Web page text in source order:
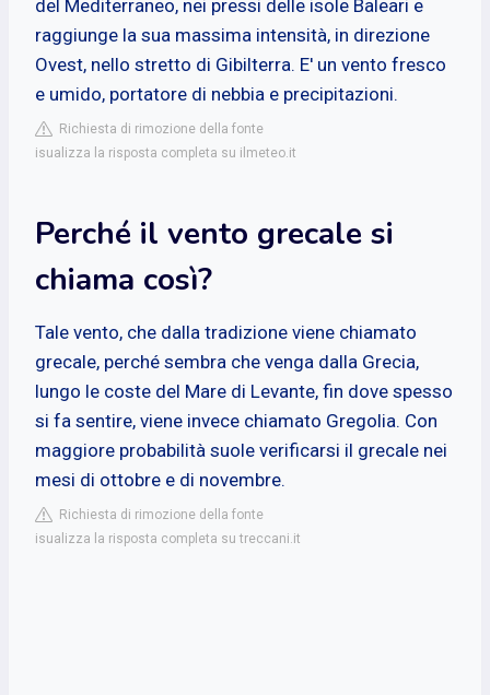
del Mediterraneo, nei pressi delle isole Baleari e
raggiunge la sua massima intensità, in direzione
Ovest, nello stretto di Gibilterra. E' un vento fresco
e umido, portatore di nebbia e precipitazioni.
Richiesta di rimozione della fonte
isualizza la risposta completa su ilmeteo.it
Perché il vento grecale si
chiama così?
Tale vento, che dalla tradizione viene chiamato
grecale, perché sembra che venga dalla Grecia,
lungo le coste del Mare di Levante, fin dove spesso
si fa sentire, viene invece chiamato Gregolia. Con
maggiore probabilità suole verificarsi il grecale nei
mesi di ottobre e di novembre.
Richiesta di rimozione della fonte
isualizza la risposta completa su treccani.it